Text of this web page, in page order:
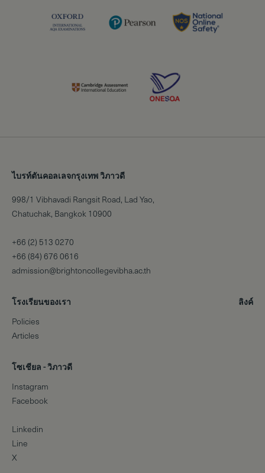
ไบรท์ตันคอลเลจกรุงเทพ วิภาวดี
998/1 Vibhavadi Rangsit Road, Lad Yao,
Chatuchak, Bangkok 10900
+66 (2) 513 0270
+66 (84) 676 0616
admission@brightoncollegevibha.ac.th
โรงเรียนของเรา
Policies
Articles
ลิงค์
โซเชียล - วิภาวดี
Instagram
Facebook
Linkedin
Line
X